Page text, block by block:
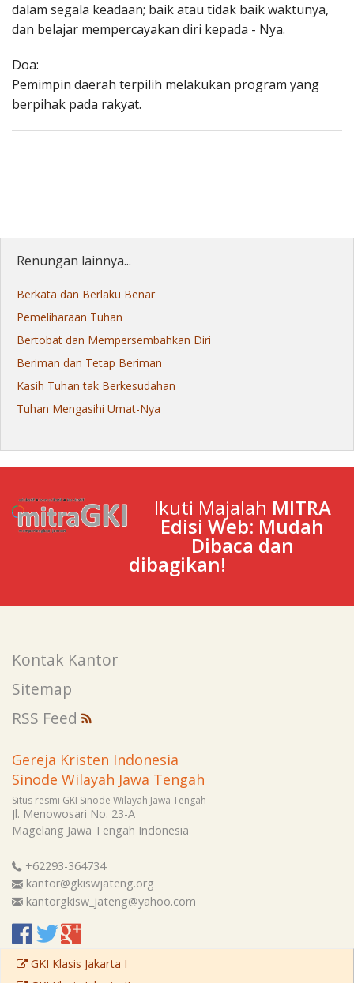
dalam segala keadaan; baik atau tidak baik waktunya,
dan belajar mempercayakan diri kepada - Nya.
Doa:
Pemimpin daerah terpilih melakukan program yang
berpihak pada rakyat.
Renungan lainnya...
Berkata dan Berlaku Benar
Pemeliharaan Tuhan
Bertobat dan Mempersembahkan Diri
Beriman dan Tetap Beriman
Kasih Tuhan tak Berkesudahan
Tuhan Mengasihi Umat-Nya
Ikuti Majalah MITRA
Edisi Web: Mudah
Dibaca dan
dibagikan!
Kontak Kantor
Sitemap
RSS Feed
Gereja Kristen Indonesia
Sinode Wilayah Jawa Tengah
Situs resmi GKI Sinode Wilayah Jawa Tengah
Jl. Menowosari No. 23-A
Magelang Jawa Tengah Indonesia
+62293-364734
kantor@gkiswjateng.org
kantorgkisw_jateng@yahoo.com
GKI Klasis Jakarta I